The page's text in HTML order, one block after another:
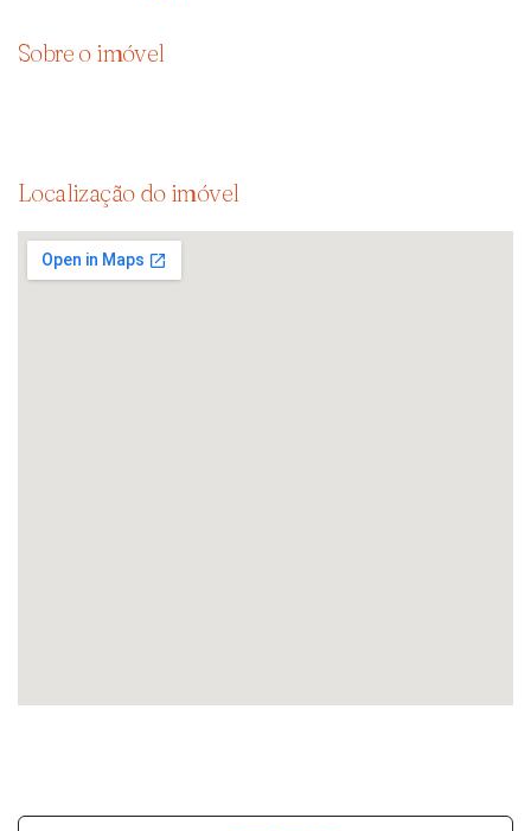
Sobre o imóvel
Localização do imóvel